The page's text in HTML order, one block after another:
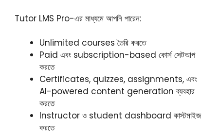
Tutor LMS Pro-এর মাধ্যমে আপনি পারেন:
Unlimited courses তৈরি করতে
Paid এবং subscription-based কোর্স সেটআপ
করতে
Certificates, quizzes, assignments, এবং
AI-powered content generation ব্যবহার
করতে
Instructor ও student dashboard কাস্টমাইজ
করতে